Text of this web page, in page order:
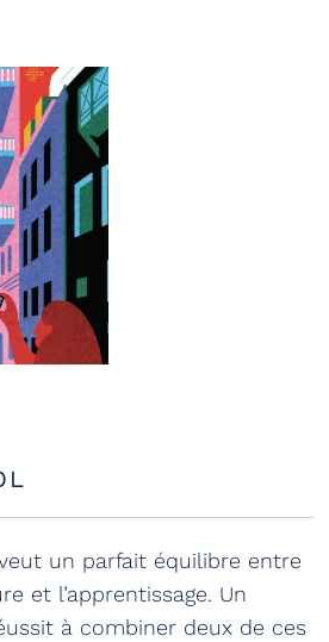
un parfait équilibre entre
et l’apprentissage. Un
à combiner deux de ces